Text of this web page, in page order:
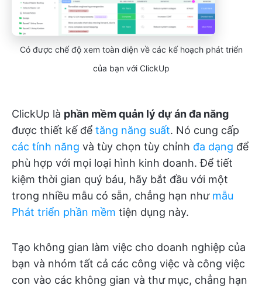
Có được chế độ xem toàn diện về các kế hoạch phát triển
của bạn với ClickUp
ClickUp là phần mềm quản lý dự án đa năng
được thiết kế để tăng năng suất. Nó cung cấp
các tính năng và tùy chọn tùy chỉnh đa dạng để
phù hợp với mọi loại hình kinh doanh. Để tiết
kiệm thời gian quý báu, hãy bắt đầu với một
trong nhiều mẫu có sẵn, chẳng hạn như mẫu
Phát triển phần mềm tiện dụng này.
Tạo không gian làm việc cho doanh nghiệp của
bạn và nhóm tất cả các công việc và công việc
con vào các không gian và thư mục, chẳng hạn